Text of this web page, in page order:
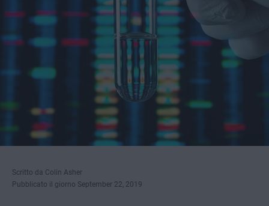
Scritto da Colin Asher
Pubblicato il giorno September 22, 2019